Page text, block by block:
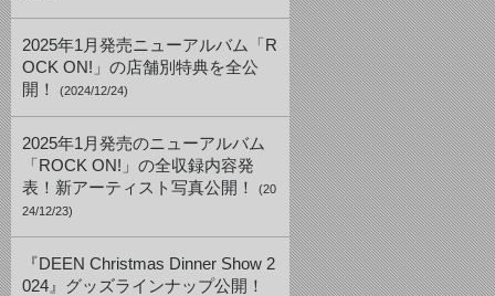
2025年1月発売ニューアルバム「R
OCK ON!」の店舗別特典を全公
開！
(2024/12/24)
2025年1月発売のニューアルバム
「ROCK ON!」の全収録内容発
表！新アーティスト写真公開！
(20
24/12/23)
『DEEN Christmas Dinner Show 2
024』グッズラインナップ公開！